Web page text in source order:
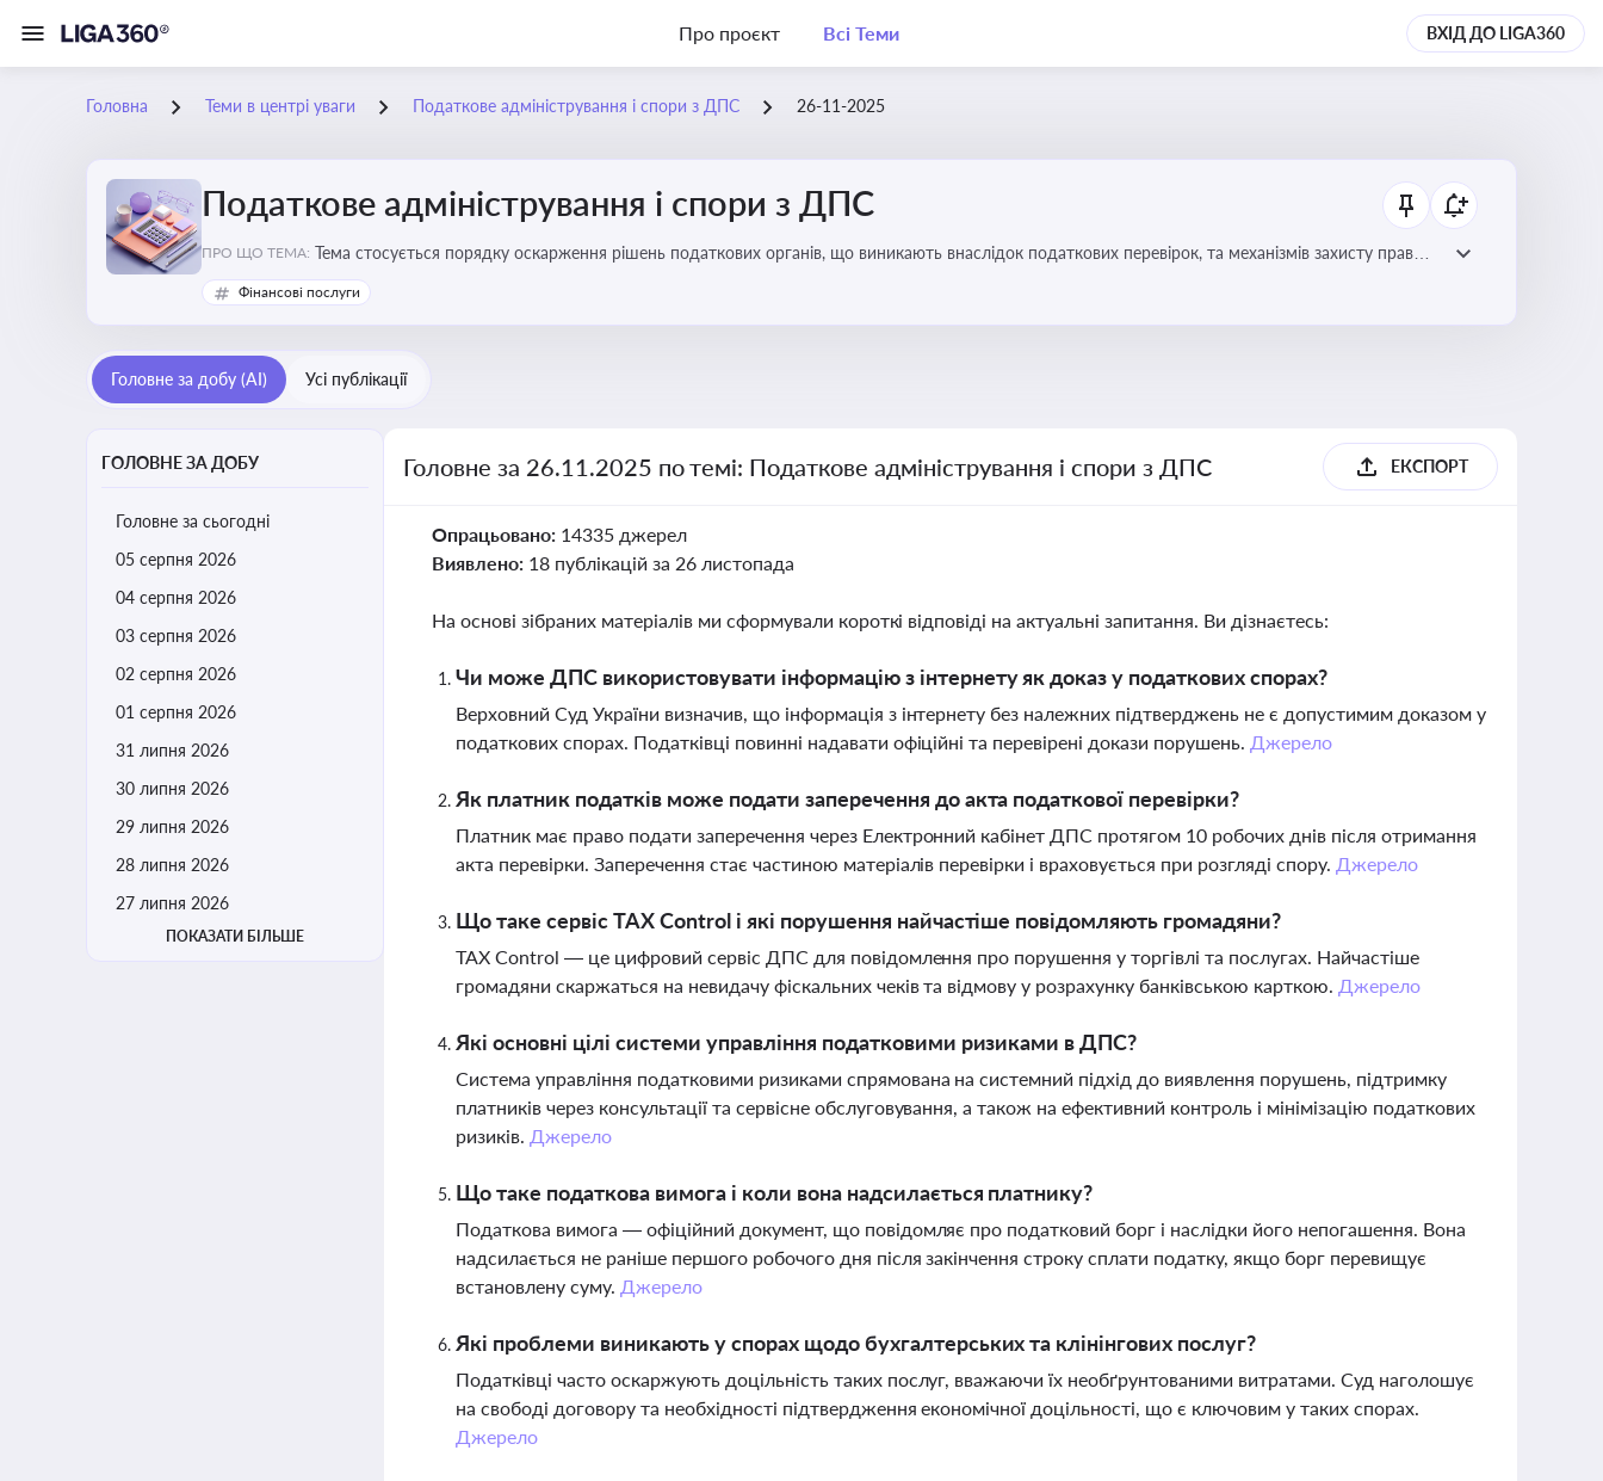
Про проєкт Всі Теми ВХІД ДО LIGA360
Головна Теми в центрі уваги Податкове адміністрування і спори з ДПС 26-11-2025
Податкове адміністрування і спори з ДПС
ПРО ЩО ТЕМА: Тема стосується порядку оскарження рішень податкових органів, що виникають внаслідок податкових перевірок, та механізмів захисту прав
платників податків
Фінансові послуги
Головне за добу (AI) Усі публікації
ГОЛОВНЕ ЗА ДОБУ
Головне за сьогодні
05 серпня 2026
04 серпня 2026
03 серпня 2026
02 серпня 2026
01 серпня 2026
31 липня 2026
30 липня 2026
29 липня 2026
28 липня 2026
27 липня 2026
ПОКАЗАТИ БІЛЬШЕ
Головне за 26.11.2025 по темі: Податкове адміністрування і спори з ДПС ЕКСПОРТ
Опрацьовано: 14335 джерел
Виявлено: 18 публікацій за 26 листопада
На основі зібраних матеріалів ми сформували короткі відповіді на актуальні запитання. Ви дізнаєтесь:
Чи може ДПС використовувати інформацію з інтернету як доказ у податкових спорах?
Верховний Суд України визначив, що інформація з інтернету без належних підтверджень не є допустимим доказом у
податкових спорах. Податківці повинні надавати офіційні та перевірені докази порушень. Джерело
Як платник податків може подати заперечення до акта податкової перевірки?
Платник має право подати заперечення через Електронний кабінет ДПС протягом 10 робочих днів після отримання
акта перевірки. Заперечення стає частиною матеріалів перевірки і враховується при розгляді спору. Джерело
Що таке сервіс TAX Control і які порушення найчастіше повідомляють громадяни?
TAX Control — це цифровий сервіс ДПС для повідомлення про порушення у торгівлі та послугах. Найчастіше
громадяни скаржаться на невидачу фіскальних чеків та відмову у розрахунку банківською карткою. Джерело
Які основні цілі системи управління податковими ризиками в ДПС?
Система управління податковими ризиками спрямована на системний підхід до виявлення порушень, підтримку
платників через консультації та сервісне обслуговування, а також на ефективний контроль і мінімізацію податкових
ризиків. Джерело
Що таке податкова вимога і коли вона надсилається платнику?
Податкова вимога — офіційний документ, що повідомляє про податковий борг і наслідки його непогашення. Вона
надсилається не раніше першого робочого дня після закінчення строку сплати податку, якщо борг перевищує
встановлену суму. Джерело
Які проблеми виникають у спорах щодо бухгалтерських та клінінгових послуг?
Податківці часто оскаржують доцільність таких послуг, вважаючи їх необґрунтованими витратами. Суд наголошує
на свободі договору та необхідності підтвердження економічної доцільності, що є ключовим у таких спорах.
Джерело